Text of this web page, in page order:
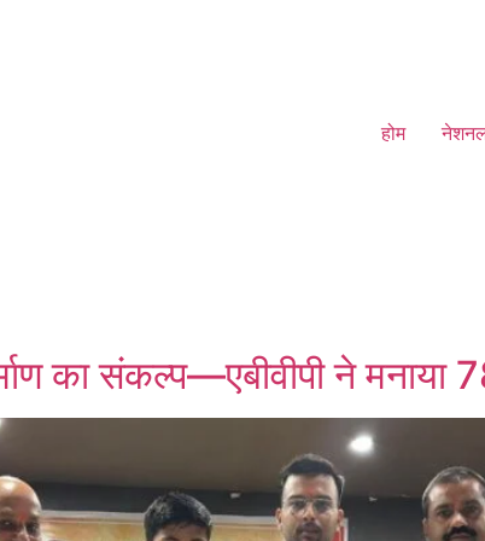
होम
का संकल्प—एबीवीपी ने मनाया